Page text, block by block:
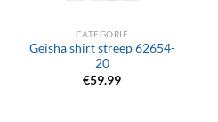
CATEGORIE
Geisha shirt streep 62654-
20
€59.99